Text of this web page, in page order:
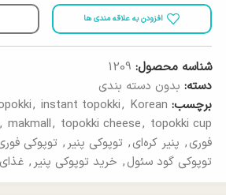
افزودن به علاقه مندی ها
شناسه محصول: 1209
دسته: بدون دسته بندی
برچسب:
, instant topokki, Korean
, makmall, topokki cheese, topokki cup
فوری, پنیر کره‌ای, توپوکی پنیر, توپوکی
توپوکی گود سئول, خرید توپوکی پنیر,